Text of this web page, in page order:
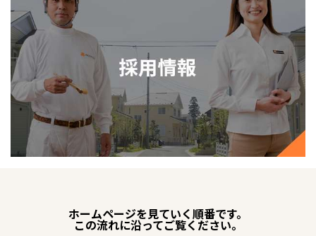
ホームページを見ていく順番です。
この流れに沿ってご覧ください。